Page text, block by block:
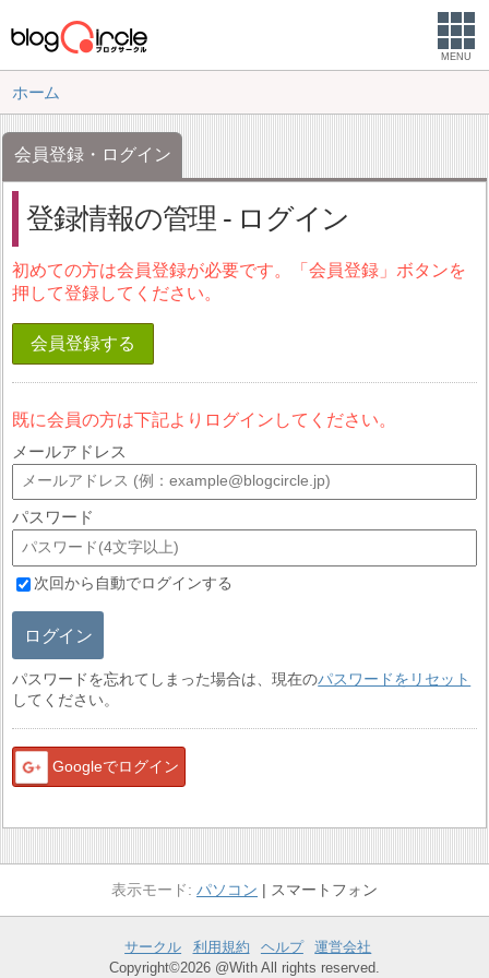
MENU
ホーム
会員登録・ログイン
登録情報の管理 - ログイン
初めての方は会員登録が必要です。「会員登録」ボタンを
押して登録してください。
会員登録する
既に会員の方は下記よりログインしてください。
メールアドレス
パスワード
次回から自動でログインする
ログイン
パスワードを忘れてしまった場合は、現在のパスワードをリセット
してください。
Googleでログイン
パソコン スマートフォン
サークル 利用規約 ヘルプ
運営会社
Copyright©2026 @With All rights reserved.